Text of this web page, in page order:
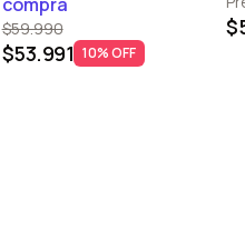
$59.990
$53.991 10% OFF